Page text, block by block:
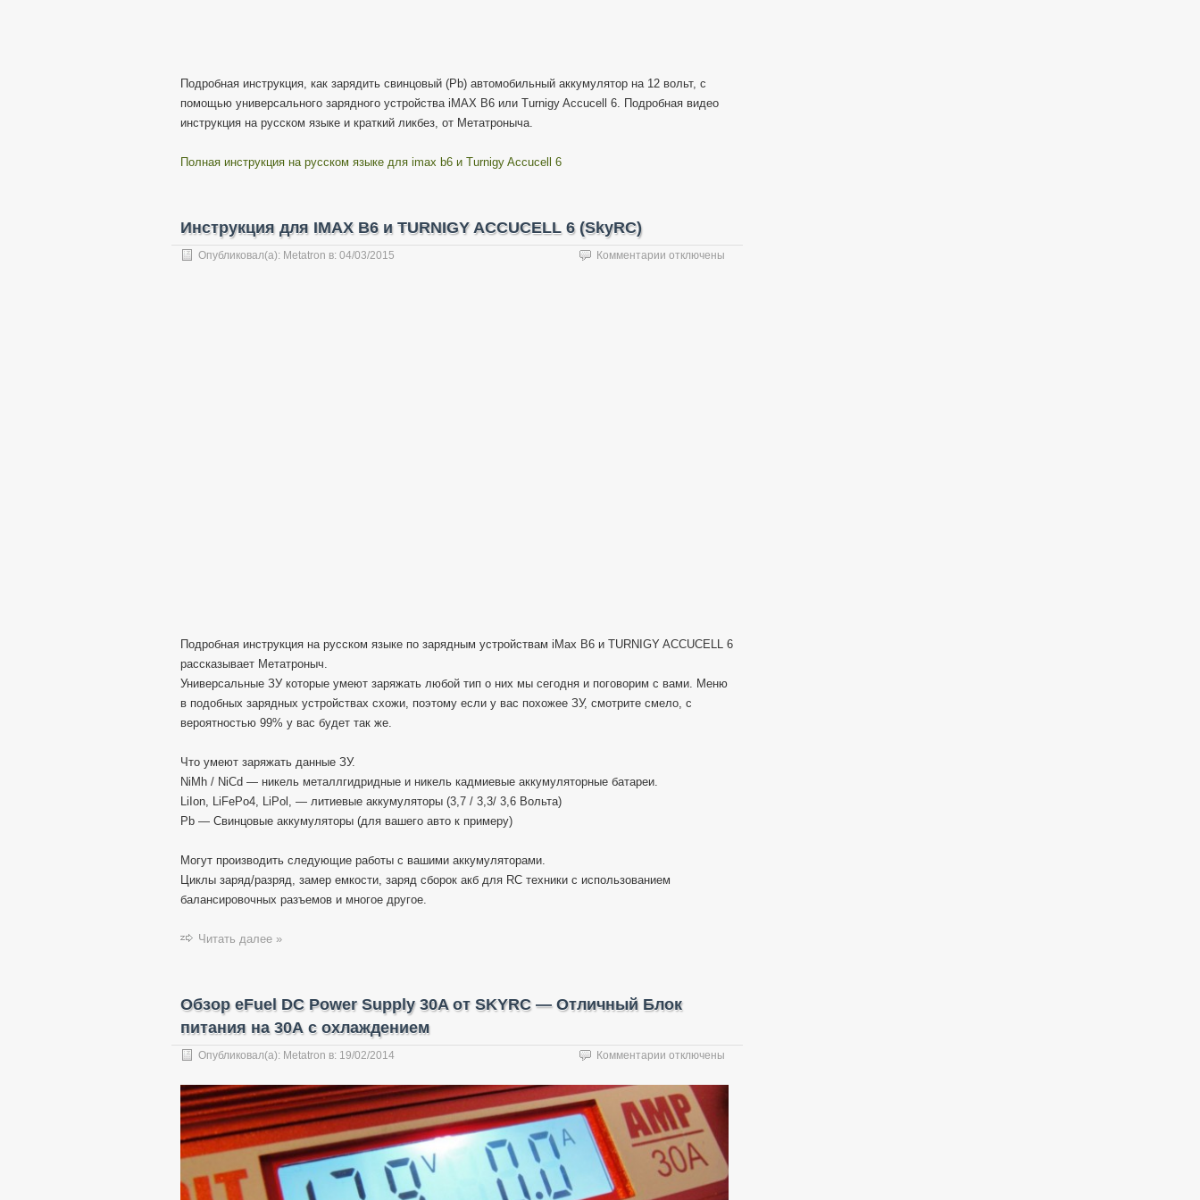
Подробная инструкция, как зарядить свинцовый (Pb) автомобильный аккумулятор на 12 вольт, с
помощью универсального зарядного устройства iMAX B6 или Turnigy Accucell 6. Подробная видео
инструкция на русском языке и краткий ликбез, от Метатроныча.
Полная инструкция на русском языке для imax b6 и Turnigy Accucell 6
Инструкция для IMAX B6 и TURNIGY ACCUCELL 6 (SkyRC)
Опубликовал(а): Metatron в: 04/03/2015 Комментарии котключены
Подробная инструкция на русском языке по зарядным устройствам iMax B6 и TURNIGY ACCUCELL 6
рассказывает Метатроныч.
Универсальные ЗУ которые умеют заряжать любой тип о них мы сегодня и поговорим с вами. Меню
в подобных зарядных устройствах схожи, поэтому если у вас похожее ЗУ, смотрите смело, с
вероятностью 99% у вас будет так же.
Что умеют заряжать данные ЗУ.
NiMh / NiCd — никель металлгидридные и никель кадмиевые аккумуляторные батареи.
LiIon, LiFePo4, LiPol, — литиевые аккумуляторы (3,7 / 3,3/ 3,6 Вольта)
Pb — Свинцовые аккумуляторы (для вашего авто к примеру)
Могут производить следующие работы с вашими аккумуляторами.
Циклы заряд/разряд, замер емкости, заряд сборок акб для RC техники с использованием
балансировочных разъемов и многое другое.
Читать далее »
Обзор eFuel DC Power Supply 30A от SKYRC — Отличный Блок
питания на 30А с охлаждением
Опубликовал(а): Metatron в: 19/02/2014 Комментарии к
Обзор
eFuel
DC
Power
Supply
30A
отключены